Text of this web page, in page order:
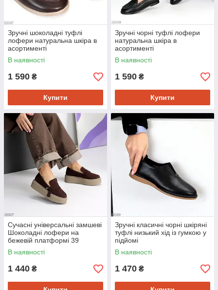
Зручні шоколадні туфлі
лофери натуральна шкіра в
асортименті
В наявності
1 590 ₴
Купити
Зручні чорні туфлі лофери
натуральна шкіра в
асортименті
В наявності
1 590 ₴
Купити
Сучасні універсальні замшеві
Шоколадні лофери на
бежевій платформі 39
В наявності
1 440 ₴
Зручні класичні чорні шкіряні
туфлі низький хід із гумкою у
підйомі
В наявності
1 470 ₴